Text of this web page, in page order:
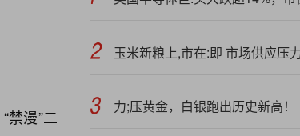
禁漫”二
力;压黄金，白银跑出历史新高！